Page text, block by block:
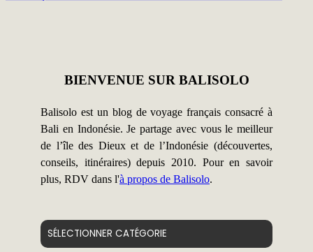
BIENVENUE SUR BALISOLO
Balisolo est un blog de voyage français consacré à
Bali en Indonésie. Je partage avec vous le meilleur
de l’île des Dieux et de l’Indonésie (découvertes,
conseils, itinéraires) depuis 2010. Pour en savoir
plus, RDV dans l'à propos de Balisolo.